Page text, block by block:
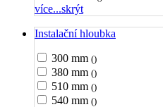
více...skrýt
Instalační hloubka
300 mm ()
380 mm ()
510 mm ()
540 mm ()